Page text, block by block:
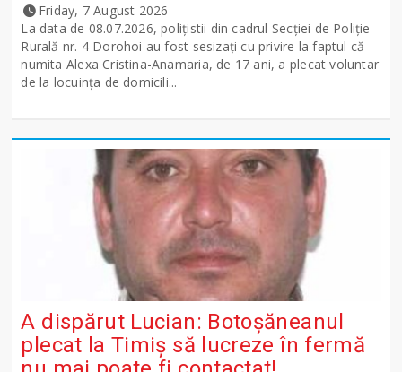
Friday, 7 August 2026
La data de 08.07.2026, polițistii din cadrul Secției de Poliție
Rurală nr. 4 Dorohoi au fost sesizați cu privire la faptul că
numita Alexa Cristina-Anamaria, de 17 ani, a plecat voluntar
de la locuința de domicili...
A dispărut Lucian: Botoșăneanul
plecat la Timiș să lucreze în fermă